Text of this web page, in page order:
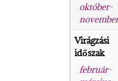
október-
Virágzási
időszak
február-